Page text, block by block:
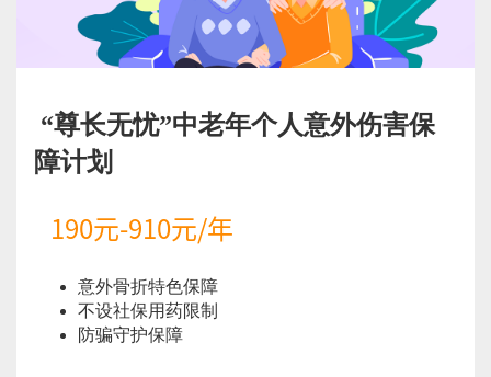
“尊长无忧”中老年个人意外伤害保
障计划
190元-910元/年
意外骨折特色保障
不设社保用药限制
防骗守护保障